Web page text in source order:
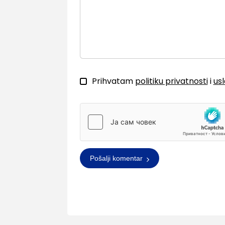
Prihvatam politiku privatnostii
Pošalji komentar